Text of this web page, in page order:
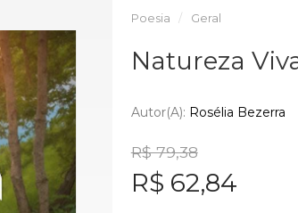
Poesia Geral
Natureza
Autor(a): Rosélia Bezerra
R$ 79,38
R$ 62,84